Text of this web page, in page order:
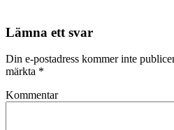
Lämna ett svar
Din e-postadress kommer inte
märkta *
Kommentar